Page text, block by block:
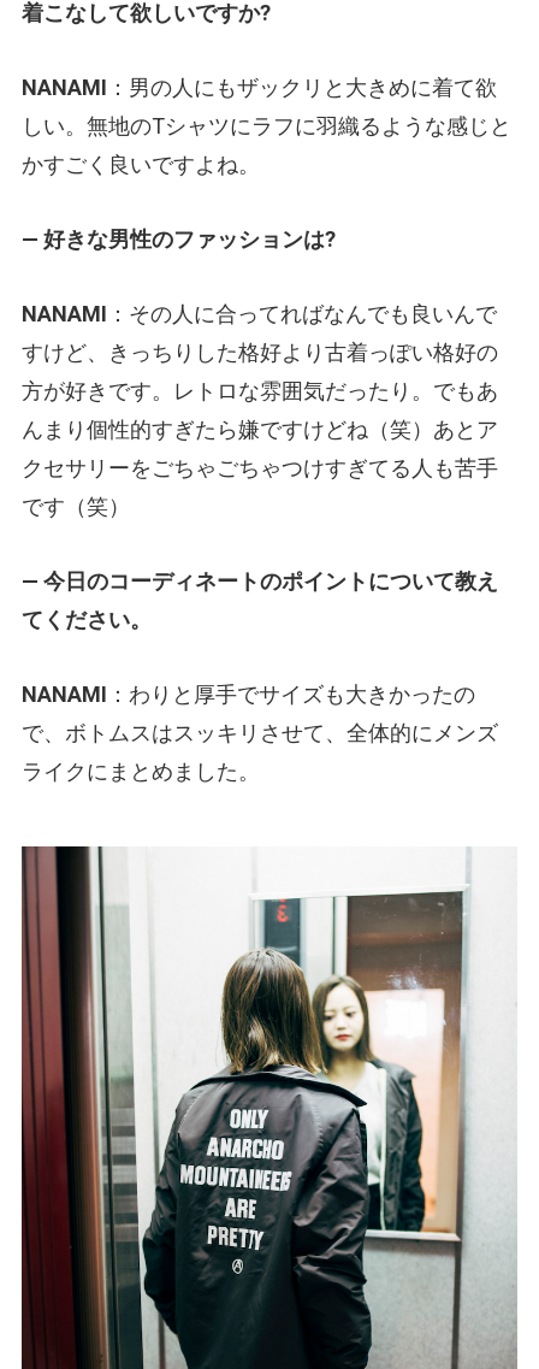
着こなして欲しいですか?
NANAMI ：男の人にもザックリと大きめに着て欲
しい。無地のTシャツにラフに羽織るような感じと
かすごく良いですよね。
— 好きな男性のファッションは?
NANAMI ：その人に合ってればなんでも良いんで
すけど、きっちりした格好より古着っぽい格好の
方が好きです。レトロな雰囲気だったり。でもあ
んまり個性的すぎたら嫌ですけどね（笑）あとア
クセサリーをごちゃごちゃつけすぎてる人も苦手
です（笑）
— 今日のコーディネートのポイントについて教え
てください。
NANAMI ：わりと厚手でサイズも大きかったの
で、ボトムスはスッキリさせて、全体的にメンズ
ライクにまとめました。